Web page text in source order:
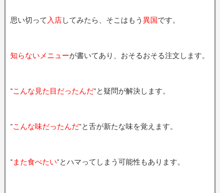
思い切って 入店してみたら、そこはもう 異国です。
知らないメニューが書いてあり、おそるおそる注文します。
”こんな見た目だったんだ”と疑問が解決します。
”こんな味だったんだ”と舌が新たな味を覚えます。
” また食べたい”とハマってしまう可能性もあります。